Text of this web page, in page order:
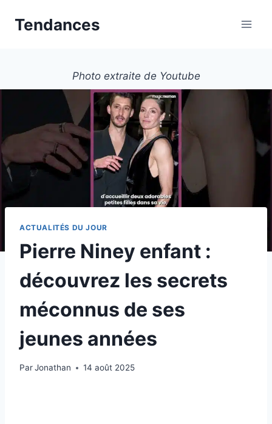
Tendances
Photo extraite de Youtube
ACTUALITÉS DU JOUR
Pierre Niney enfant :
découvrez les secrets
méconnus de ses
jeunes années
ParJonathan 14 août 2025